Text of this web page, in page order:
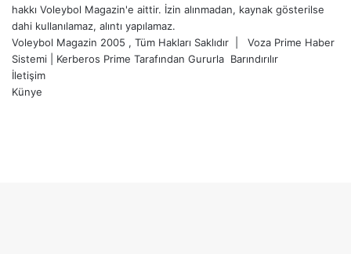
hakkı Voleybol Magazin'e aittir. İzin alınmadan, kaynak gösterilse
dahi kullanılamaz, alıntı yapılamaz.
Voleybol Magazin 2005 , Tüm Hakları Saklıdır | Voza Prime Haber
Sistemi
Kerberos Prime Tarafından Gururla Barındırılır
İletişim
Künye